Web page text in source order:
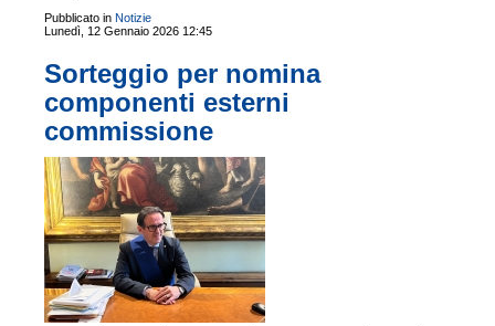
Pubblicato in Notizie
Lunedì, 12 Gennaio 2026 12:45
Sorteggio per nomina
componenti esterni
commissione